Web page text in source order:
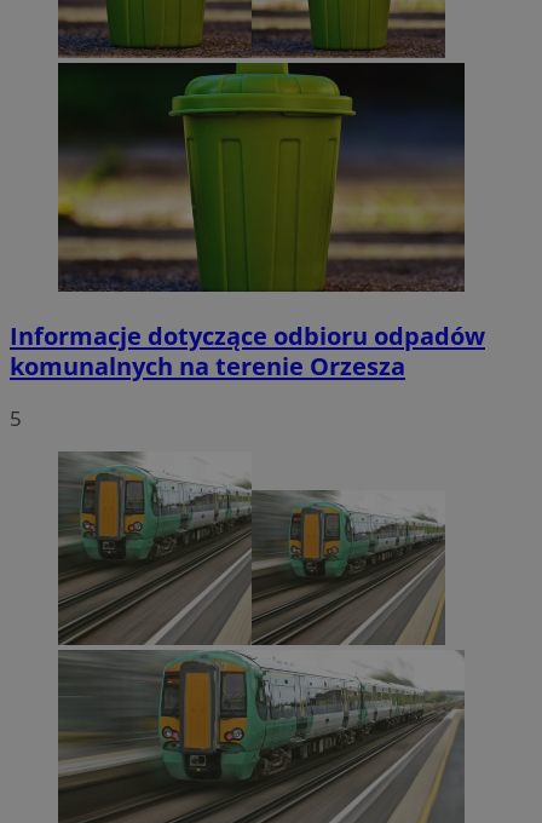
Informacje dotyczące odbioru odpadów
komunalnych na terenie Orzesza
5